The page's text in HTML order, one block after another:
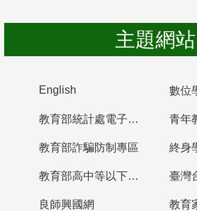
主題網站
English 數位
教育部統計處電子書櫃
教育部詐騙防制專區 終身
教育部高中等以下學校及幼兒園教師資格檢定考試
良師興國網
教育